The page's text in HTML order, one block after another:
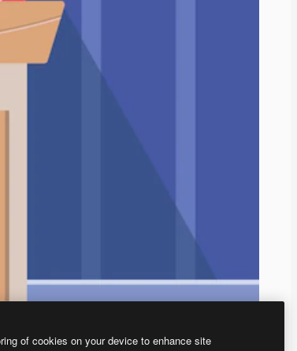
of cookies on your device to enhance site